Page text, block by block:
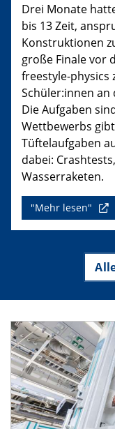
Drei Monate
bis 13 Zeit,
Konstruktionen
große Finale vor
freestyle-physics
Schüler:innen an
Die Aufgaben
Wettbewerbs
Tüftelaufgaben
dabei:
Wasserraketen.
"Mehr lesen"